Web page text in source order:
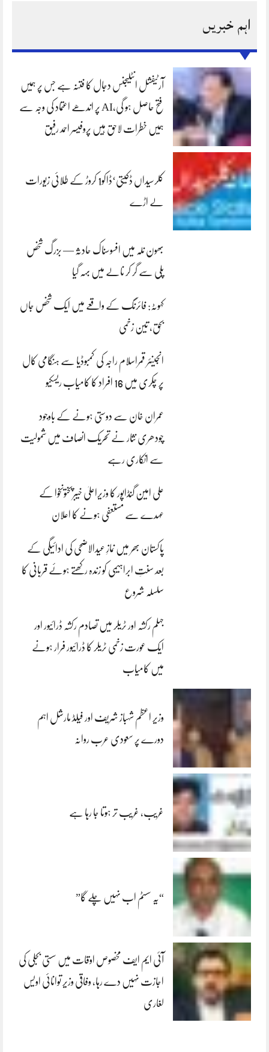
اہم خبریں
آرٹیفشل انٹلیجنس دجال کا فتنہ ہے جس پر ہمیں
فتح حاصل ہو گی،AI پر اندھے اعتماد کی وجہ سے
ہمیں خطرات لاحق ہیں پروفیسر احمد رفیق
کلرسیداں ڈکیتی‘ڈاکو1 کروڑ کے طلائی زیورات
لے اڑے
بھون نلہ میں افسوسناک حادثہ — بزرگ شخص
پلی سے گر کر نالے میں بہہ گیا
کہوٹہ: فائرنگ کے واقعے میں ایک شخص جاں
بحق، تین زخمی
انجینئر قمراسلام راجہ کی کمبوڈیا سے ہنگامی کال
پر چکری میں 16 افراد کا کامیاب ریسکیو
عمران خان سے دوستی ہونے کے باوجود
چودھری نثار نے تحریک انصاف میں شمولیت
سے انکاری رہے
علی امین گنڈاپور کا وزیراعلیٰ خیبرپختونخوا کے
عہدے سے مستعفی ہونے کا اعلان
پاکستان بھر میں نمازِ عیدالاضحی کی ادائیگی کے
بعد سنتِ ابراہیمی کو زندہ رکھتے ہوئے قربانی کا
سلسلہ شروع
جہلم رکشہ اور ٹریلر میں تصادم رکشہ ڈرائیور اور
ایک عورت زخمی ٹریلر کا ڈرائیور فرار ہونے
میں کامیاب
وزیر اعظم شہباز شریف اور فیلڈ مارشل اہم
دورے پر سعودی عرب روانہ
غریب، غریب تر ہوتا جا رہا ہے
“یہ سسٹم اب نہیں چلے گا”
آئی ایم ایف مخصوص اوقات میں سستی بجلی کی
اجازت نہیں دے رہا، وفاقی وزیر توانائی اویس
لغاری